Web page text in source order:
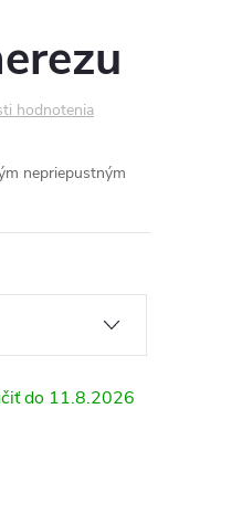
hodnotenia
nepriepustným
11.8.2026